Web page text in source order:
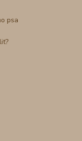
psa